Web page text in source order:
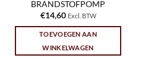
BRANDSTOFPOMP
€14,60 Excl. BTW
TOEVOEGEN AAN
WINKELWAGEN